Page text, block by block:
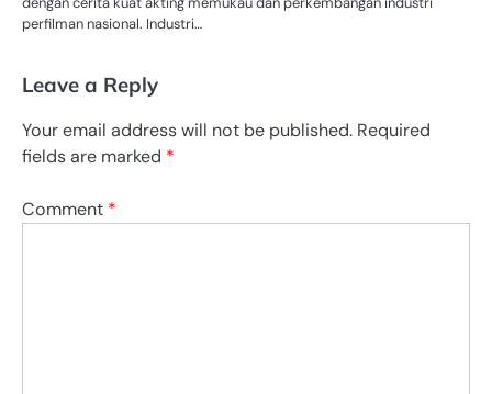
perfilman nasional. Industri…
Leave a Reply
Your email address will not be published. Required
fields are marked *
Comment *